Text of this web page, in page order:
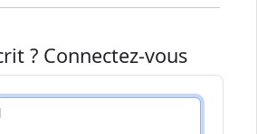
? Connectez-vous